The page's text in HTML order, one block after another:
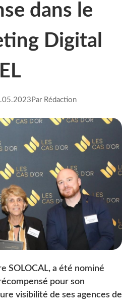
dans le
Digital
Par Rédaction
SOLOCAL, a été nominé
pour son
visibilité de ses agences de